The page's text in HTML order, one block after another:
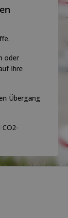
oder
Ihre
Übergang